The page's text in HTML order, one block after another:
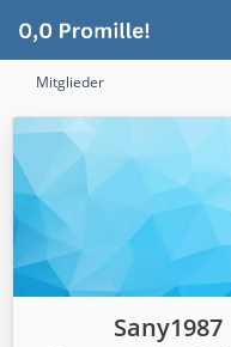
Mitglieder
Sany1987